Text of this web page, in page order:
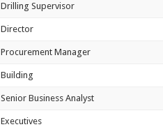
Drilling Supervisor
Director
Procurement Manager
Building
Senior Business Analyst
Executives